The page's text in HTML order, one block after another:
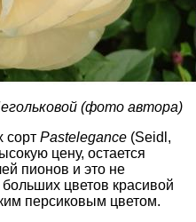
(фото автора)
сорт Pastelegance (Seidl,
цену, остается
пионов и это не
цветов красивой
персиковым цветом.